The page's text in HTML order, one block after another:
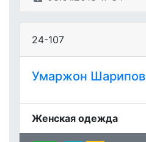
24-107
Умаржон Шарипов
Женская одежда